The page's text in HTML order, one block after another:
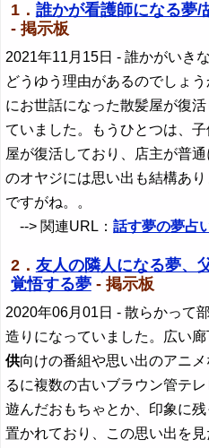
1． 誰かが看護師になる夢/
- 掲示板
2021年11月15日 - 誰かがいき
どうゆう理由があるのでしょ
にお世話になった散髪屋が復
ていました。もうひとつは、
屋が復活しており、店主が普
のオヤジには思い出も結構あ
ですがね。。
--> 関連URL：話す夢の夢占
2． 友人の隣人になる夢、
覚悟する夢- 掲示板
2020年06月01日 - 散らかって
造りになっていました。広い
供向けの番組や思い出のアニ
るに複数の古いブラウン管テ
遊んだおもちゃとか、印象に
置かれており、この思い出を